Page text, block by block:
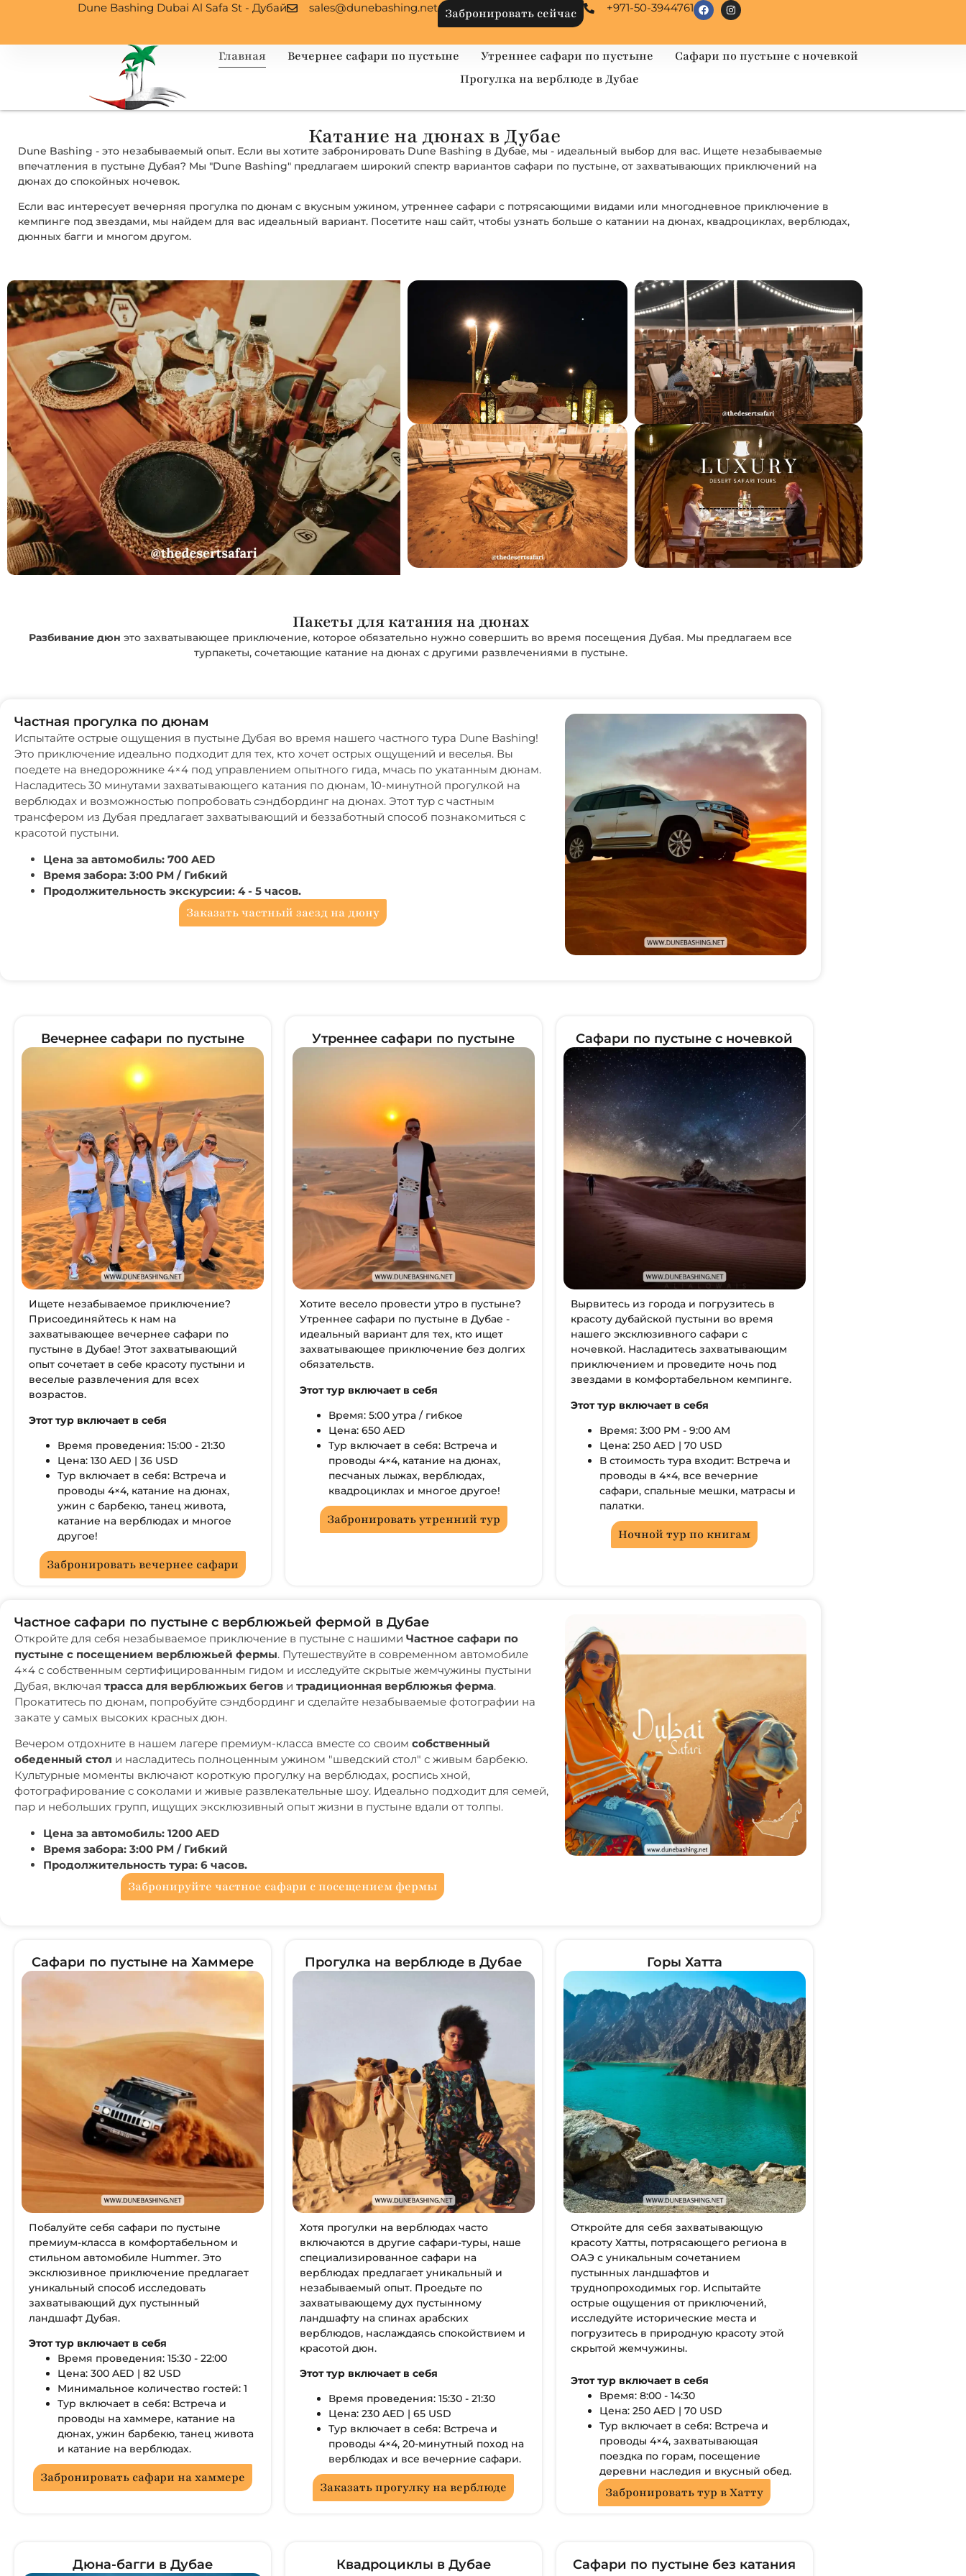
Dune Bashing Dubai Al Safa St - Дубай sales@dunebashing.net Забронировать сейчас +971-50-3944761
Главная Вечернее сафари по пустыне Утреннее сафари по пустыне
Сафари по пустыне с ночевкой
Прогулка на верблюде в Дубае
Катание на дюнах в Дубае
Dune Bashing - это незабываемый опыт. Если вы хотите забронировать Dune Bashing в Дубае, мы - идеальный выбор для вас. Ищете незабываемые
впечатления в пустыне Дубая? Мы "Dune Bashing" предлагаем широкий спектр вариантов сафари по пустыне, от захватывающих приключений на
дюнах до спокойных ночевок.
Если вас интересует вечерняя прогулка по дюнам с вкусным ужином, утреннее сафари с потрясающими видами или многодневное приключение в
кемпинге под звездами, мы найдем для вас идеальный вариант. Посетите наш сайт, чтобы узнать больше о катании на дюнах, квадроциклах, верблюдах,
дюнных багги и многом другом.
Пакеты для катания на дюнах
Разбивание дюн это захватывающее приключение, которое обязательно нужно совершить во время посещения Дубая. Мы предлагаем все
турпакеты, сочетающие катание на дюнах с другими развлечениями в пустыне.
Частная прогулка по дюнам
Испытайте острые ощущения в пустыне Дубая во время нашего частного тура Dune Bashing!
Это приключение идеально подходит для тех, кто хочет острых ощущений и веселья. Вы
поедете на внедорожнике 4×4 под управлением опытного гида, мчась по укатанным дюнам.
Насладитесь 30 минутами захватывающего катания по дюнам, 10-минутной прогулкой на
верблюдах и возможностью попробовать сэндбординг на дюнах. Этот тур с частным
трансфером из Дубая предлагает захватывающий и беззаботный способ познакомиться с
красотой пустыни.
Цена за автомобиль: 700 AED
Время забора: 3:00 PM / Гибкий
Продолжительность экскурсии: 4 - 5 часов.
Заказать частный заезд на дюну
Вечернее сафари по пустыне
Ищете незабываемое приключение?
Присоединяйтесь к нам на
захватывающее вечернее сафари по
пустыне в Дубае! Этот захватывающий
опыт сочетает в себе красоту пустыни и
веселые развлечения для всех
возрастов.
Этот тур включает в себя
Время проведения: 15:00 - 21:30
Цена: 130 AED | 36 USD
Тур включает в себя: Встреча и
проводы 4×4, катание на дюнах,
ужин с барбекю, танец живота,
катание на верблюдах и многое
другое!
Забронировать вечернее сафари
Утреннее сафари по пустыне
Хотите весело провести утро в пустыне?
Утреннее сафари по пустыне в Дубае -
идеальный вариант для тех, кто ищет
захватывающее приключение без долгих
обязательств.
Этот тур включает в себя
Время: 5:00 утра / гибкое
Цена: 650 AED
Тур включает в себя: Встреча и
проводы 4×4, катание на дюнах,
песчаных лыжах, верблюдах,
квадроциклах и многое другое!
Забронировать утренний тур
Сафари по пустыне с ночевкой
Вырвитесь из города и погрузитесь в
красоту дубайской пустыни во время
нашего эксклюзивного сафари с
ночевкой. Насладитесь захватывающим
приключением и проведите ночь под
звездами в комфортабельном кемпинге.
Этот тур включает в себя
Время: 3:00 PM - 9:00 AM
Цена: 250 AED | 70 USD
В стоимость тура входит: Встреча и
проводы в 4×4, все вечерние
сафари, спальные мешки, матрасы и
палатки.
Ночной тур по книгам
Частное сафари по пустыне с верблюжьей фермой в Дубае
Откройте для себя незабываемое приключение в пустыне с нашими Частное сафари по
пустыне с посещением верблюжьей фермы. Путешествуйте в современном автомобиле
4×4 с собственным сертифицированным гидом и исследуйте скрытые жемчужины пустыни
Дубая, включая трасса для верблюжьих бегов и традиционная верблюжья ферма.
Прокатитесь по дюнам, попробуйте сэндбординг и сделайте незабываемые фотографии на
закате у самых высоких красных дюн.
Вечером отдохните в нашем лагере премиум-класса вместе со своим собственный
обеденный стол и насладитесь полноценным ужином "шведский стол" с живым барбекю.
Культурные моменты включают короткую прогулку на верблюдах, роспись хной,
фотографирование с соколами и живые развлекательные шоу. Идеально подходит для семей,
пар и небольших групп, ищущих эксклюзивный опыт жизни в пустыне вдали от толпы.
Цена за автомобиль: 1200 AED
Время забора: 3:00 PM / Гибкий
Продолжительность тура: 6 часов.
Забронируйте частное сафари с посещением фермы
Сафари по пустыне на Хаммере
Побалуйте себя сафари по пустыне
премиум-класса в комфортабельном и
стильном автомобиле Hummer. Это
эксклюзивное приключение предлагает
уникальный способ исследовать
захватывающий дух пустынный
ландшафт Дубая.
Этот тур включает в себя
Время проведения: 15:30 - 22:00
Цена: 300 AED | 82 USD
Минимальное количество гостей: 1
Тур включает в себя: Встреча и
проводы на хаммере, катание на
дюнах, ужин барбекю, танец живота
и катание на верблюдах.
Забронировать сафари на хаммере
Прогулка на верблюде в Дубае
Хотя прогулки на верблюдах часто
включаются в другие сафари-туры, наше
специализированное сафари на
верблюдах предлагает уникальный и
незабываемый опыт. Проедьте по
захватывающему дух пустынному
ландшафту на спинах арабских
верблюдов, наслаждаясь спокойствием и
красотой дюн.
Этот тур включает в себя
Время проведения: 15:30 - 21:30
Цена: 230 AED | 65 USD
Тур включает в себя: Встреча и
проводы 4×4, 20-минутный поход на
верблюдах и все вечерние сафари.
Заказать прогулку на верблюде
Горы Хатта
Откройте для себя захватывающую
красоту Хатты, потрясающего региона в
ОАЭ с уникальным сочетанием
пустынных ландшафтов и
труднопроходимых гор. Испытайте
острые ощущения от приключений,
исследуйте исторические места и
погрузитесь в природную красоту этой
скрытой жемчужины.
Этот тур включает в себя
Время: 8:00 - 14:30
Цена: 250 AED | 70 USD
Тур включает в себя: Встреча и
проводы 4×4, захватывающая
поездка по горам, посещение
деревни наследия и вкусный обед.
Забронировать тур в Хатту
Дюна-багги в Дубае Квадроциклы в Дубае
Сафари по пустыне без катания